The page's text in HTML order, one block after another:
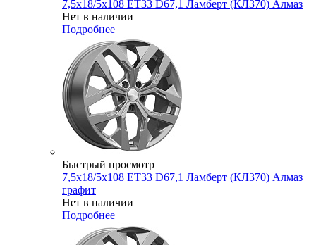
7,5x18/5x108 ET33 D67,1 Ламберт (КЛ370) Алмаз
Нет в наличии
Подробнее
Быстрый просмотр
7,5x18/5x108 ET33 D67,1 Ламберт (КЛ370) Алмаз
графит
Нет в наличии
Подробнее